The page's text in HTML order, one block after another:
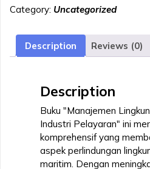
LINGKUNGAN
SEKTOR
INDUSTRI
Category: Uncategorized
Description Reviews (0)
Description
Buku "Manajemen
Industri Pelayaran" ini
komprehensif yang
aspek perlindungan
maritim. Dengan